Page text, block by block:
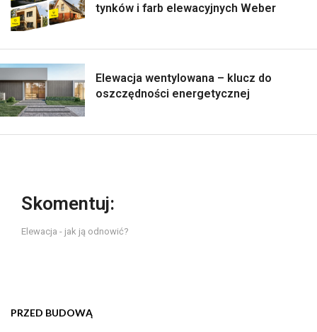
tynków i farb elewacyjnych Weber
Elewacja wentylowana – klucz do
oszczędności energetycznej
Skomentuj:
Elewacja - jak ją odnowić?
PRZED BUDOWĄ